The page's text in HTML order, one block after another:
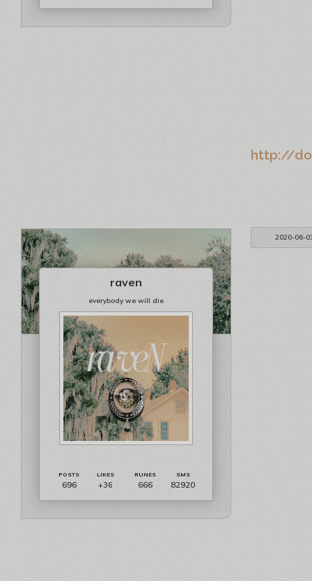
http://
2020-06-
raven
everybody we will die
696 +36 666 82920